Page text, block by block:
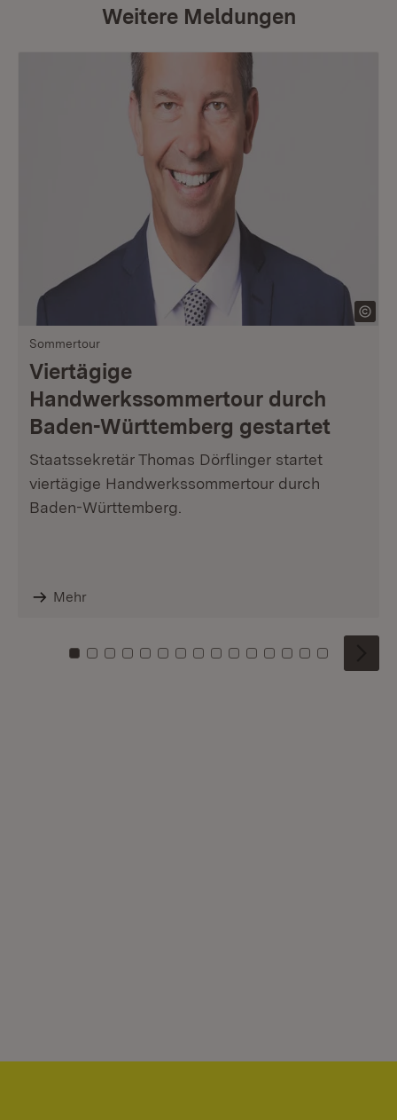
Weitere Meldungen
Sommertour
Viertägige
Handwerkssommertour durch
Baden-Württemberg gestartet
Staatssekretär Thomas Dörflinger startet
viertägige Handwerkssommertour durch
Baden-Württemberg.
Mehr
Zu Kachel: 0
Zu Kachel: 1
Zu Kachel: 2
Zu Kachel: 3
Zu Kachel: 4
Zu Kachel: 5
Zu Kachel: 6
Zu Kachel: 7
Zu Kachel: 8
Zu Kachel: 9
Zu Kachel: 10
Zu Kachel: 11
Zu Kachel: 12
Zu Kachel:
Zu